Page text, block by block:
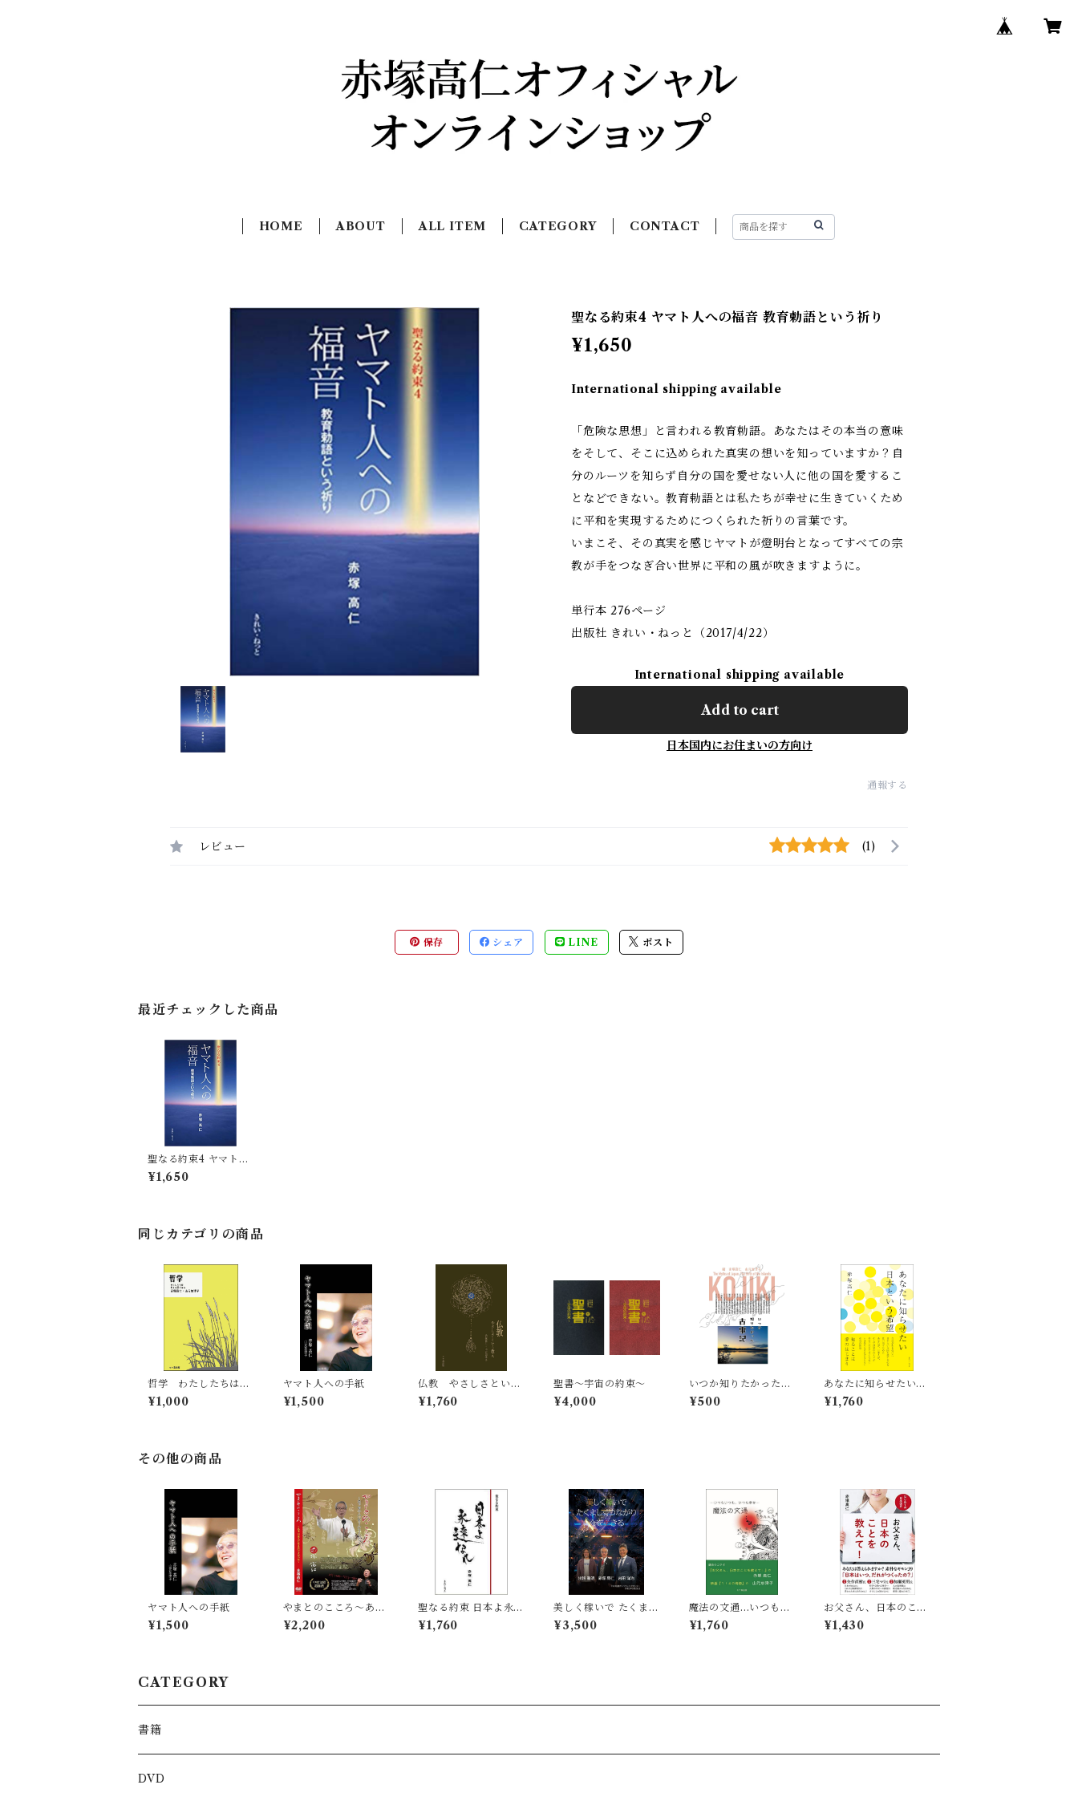
HOME ABOUT ALL ITEM CATEGORY CONTACT
聖なる約束4 ヤマト人への福音 教育勅語という祈り
¥1,650
International shipping available
「危険な思想」と言われる教育勅語。あなたはその本当の意味
をそして、そこに込められた真実の想いを知っていますか？自
分のルーツを知らず自分の国を愛せない人に他の国を愛するこ
となどできない。教育勅語とは私たちが幸せに生きていくため
に平和を実現するためにつくられた祈りの言葉です。
いまこそ、その真実を感じヤマトが燈明台となってすべての宗
教が手をつなぎ合い世界に平和の風が吹きますように。
単行本 276ページ
出版社 きれい・ねっと（2017/4/22）
International shipping available
Add to cart
日本国内にお住まいの方向け
通報する
レビュー (1)
保存 シェア LINE ポスト
最近チェックした商品
聖なる約束4 ヤマト人
への福音 教育勅語とい
う祈り
¥1,650
同じカテゴリの商品
哲学 わたしたちは考
える葦である
¥1,000
ヤマト人への手紙
¥1,500
仏教 やさしさという
教え
¥1,760
聖書〜宇宙の約束〜
¥4,000
いつか知りたかった古
事記
¥500
あなたに知らせたい
日本という希望
¥1,760
その他の商品
ヤマト人への手紙
¥1,500
やまとのこころ〜あぁ
日本人に生まれてよか
った〜
¥2,200
聖なる約束 日本よ永遠
なれ
¥1,760
美しく稼いで たくまし
くつながり 今を生きる
¥3,500
魔法の文通…いつもい
つも、いつも幸せ
¥1,760
お父さん、日本のこと
を教えて! ──はじめ
ての日本国史
¥1,430
CATEGORY
書籍
DVD